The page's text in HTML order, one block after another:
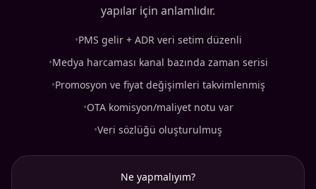
yapılar için anlamlıdır.
•PMS gelir + ADR veri setim düzenli
•Medya harcaması kanal bazında zaman serisi
•Promosyon ve fiyat değişimleri takvimlenmiş
•OTA komisyon/maliyet notu var
•Veri sözlüğü oluşturulmuş
Ne yapmalıyım?